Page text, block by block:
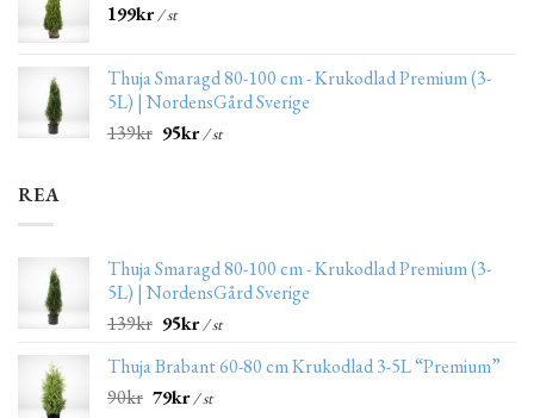
199kr/ st
Thuja Smaragd 80-100 cm - Krukodlad Premium (3-
5L) | NordensGård Sverige
139kr 95kr/ st
REA
Thuja Smaragd 80-100 cm - Krukodlad Premium (3-
5L) | NordensGård Sverige
139kr 95kr/ st
Thuja Brabant 60-80 cm Krukodlad 3-5L “Premium”
90kr 79kr/ st